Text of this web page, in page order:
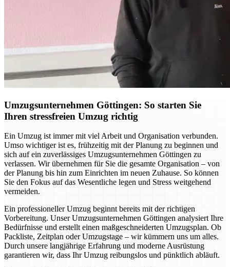
Umzugsunternehmen Göttingen: So starten Sie
Ihren stressfreien Umzug richtig
Ein Umzug ist immer mit viel Arbeit und Organisation verbunden.
Umso wichtiger ist es, frühzeitig mit der Planung zu beginnen und
sich auf ein zuverlässiges Umzugsunternehmen Göttingen zu
verlassen. Wir übernehmen für Sie die gesamte Organisation – von
der Planung bis hin zum Einrichten im neuen Zuhause. So können
Sie den Fokus auf das Wesentliche legen und Stress weitgehend
vermeiden.
Ein professioneller Umzug beginnt bereits mit der richtigen
Vorbereitung. Unser Umzugsunternehmen Göttingen analysiert Ihre
Bedürfnisse und erstellt einen maßgeschneiderten Umzugsplan. Ob
Packliste, Zeitplan oder Umzugstage – wir kümmern uns um alles.
Durch unsere langjährige Erfahrung und moderne Ausrüstung
garantieren wir, dass Ihr Umzug reibungslos und pünktlich abläuft.